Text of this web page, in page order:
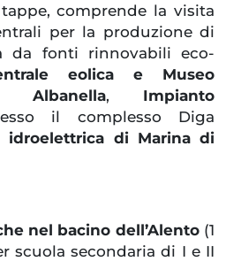
comprende la visita
per la produzione di
da fonti rinnovabili eco-
eolica e Museo
Albanella, Impianto
il complesso Diga
idroelettrica di Marina di
nel bacino dell’Alento (1
scuola secondaria di I e II